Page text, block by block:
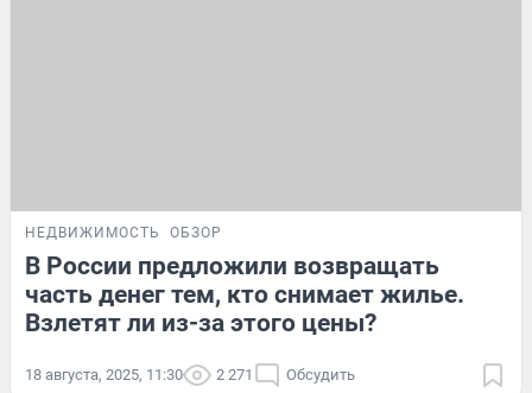
НЕДВИЖИМОСТЬ ОБЗОР
В России предложили возвращать
часть денег тем, кто снимает жилье.
Взлетят ли из-за этого цены?
18 августа, 2025, 11:30 2 271 Обсудить